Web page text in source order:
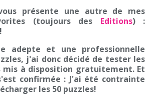
présente une autre de mes
(toujours des Editions) :
adepte et une professionnelle
j'ai donc décidé de tester les
mis à disposition gratuitement. Et
confirmée : J'ai été contrainte
les 50 puzzles!